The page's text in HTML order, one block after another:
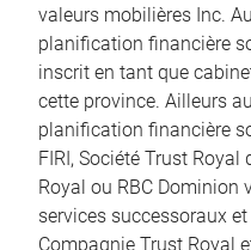
valeurs mobilières Inc.
planification financière
inscrit en tant que
cette province. Ailleurs
planification financière
FIRI, Société Trust
Royal ou RBC Dominion
services successoraux
Compagnie Trust Royal